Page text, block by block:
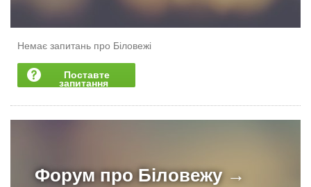
Немає запитань про Біловежі
Поставте
запитання
Форум про Біловежу →